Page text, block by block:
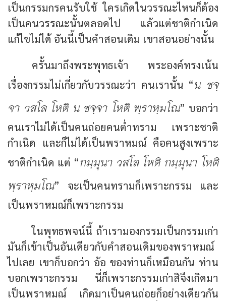
เป็นกรรมกรคนรับใช้ ใครเกิดในวรรณะไหนก็ต้อง
เป็นคนวรรณะนั้นตลอดไป แล้วแต่ชาติกำเนิด
แก้ไขไม่ได้ อันนี้เป็นคำสอนเดิม เขาสอนอย่างนั้น
ครั้นมาถึงพระพุทธเจ้า พระองค์ทรงเน้น
เรื่องกรรมไม่เกี่ยวกับวรรณะว่า คนเรานั้น “น ชจฺ
จา วสโล โหติ น ชจฺจา โหติ พฺราหฺมโณ” บอกว่า
คนเราไม่ได้เป็นคนถ่อยคนต่ำทราม เพราะชาติ
กำเนิด และก็ไม่ได้เป็นพราหมณ์ คือคนสูงเพราะ
ชาติกำเนิด แต่ “กมฺมุนา วสโล โหติ กมฺมุนา โหติ
พฺราหฺมโณ” จะเป็นคนทรามก็เพราะกรรม และ
เป็นพราหมณ์ก็เพราะกรรม
ในพุทธพจน์นี้ ถ้าเรามองกรรมเป็นกรรมเก่า
มันก็เข้าเป็นอันเดียวกับคำสอนเดิมของพราหมณ์
ไปเลย เขาก็บอกว่า อ้อ ของท่านก็เหมือนกัน ท่าน
บอกเพราะกรรม นี่ก็เพราะกรรมเก่าสิจึงเกิดมา
เป็นพราหมณ์ เกิดมาเป็นคนถ่อยก็อย่างเดียวกัน